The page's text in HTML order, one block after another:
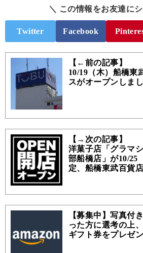
＼ この情報をお友達に
Twitter Facebook
【←前の記事】
10/19（木）船橋東
スがオープンしま
【→次の記事】
洋菓子店「グラマ
部船橋店」が10/25
定、船橋東武百貨
【募集中】写真付
った方に選考の上
ギフト券をプレゼ